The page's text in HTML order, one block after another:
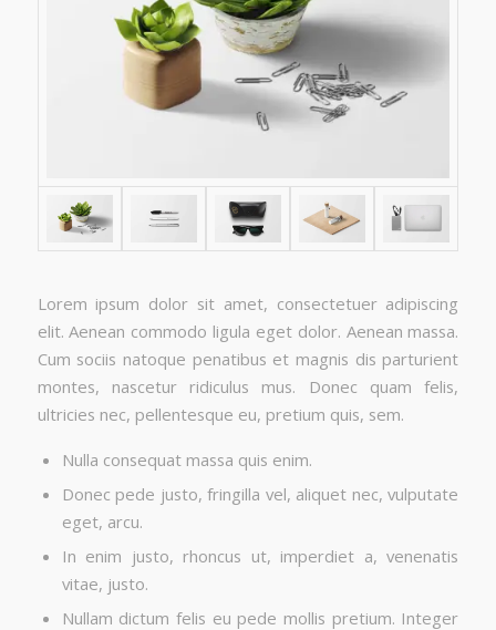
Lorem ipsum dolor sit amet, consectetuer adipiscing
elit. Aenean commodo ligula eget dolor. Aenean massa.
Cum sociis natoque penatibus et magnis dis parturient
montes, nascetur ridiculus mus. Donec quam felis,
ultricies nec, pellentesque eu, pretium quis, sem.
Nulla consequat massa quis enim.
Donec pede justo, fringilla vel, aliquet nec, vulputate
eget, arcu.
In enim justo, rhoncus ut, imperdiet a, venenatis
vitae, justo.
Nullam dictum felis eu pede mollis pretium. Integer